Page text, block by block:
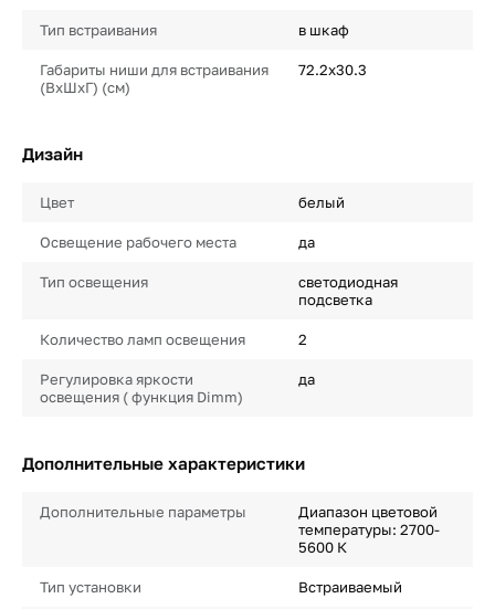
Тип встраивания в шкаф
Габариты ниши для встраивания
(ВхШхГ) (см)
72.2х30.3
Дизайн
Цвет белый
Освещение рабочего места да
Тип освещения
светодиодная
подсветка
Количество ламп освещения 2
Регулировка яркости
освещения ( функция Dimm)
да
Дополнительные характеристики
Дополнительные параметры
Диапазон цветовой
температуры: 2700-
5600 К
Тип установки Встраиваемый